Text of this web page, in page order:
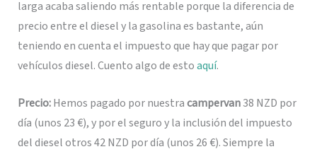
larga acaba saliendo más rentable porque la diferencia de
precio entre el diesel y la gasolina es bastante, aún
teniendo en cuenta el impuesto que hay que pagar por
vehículos diesel. Cuento algo de estoaquí.
Precio:Hemos pagado por nuestracampervan38 NZD por
día (unos 23 €), y por el seguro y la inclusión del impuesto
del diesel otros 42 NZD por día (unos 26 €). Siempre la